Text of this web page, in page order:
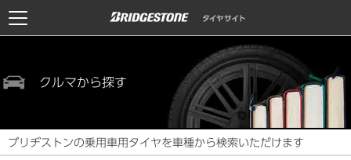
クルマから探す
ブリヂストンの乗用車用タイヤを車種から検索いただけます